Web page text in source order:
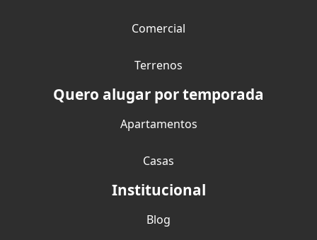
Comercial
Terrenos
Quero alugar por temporada
Apartamentos
Casas
Institucional
Blog